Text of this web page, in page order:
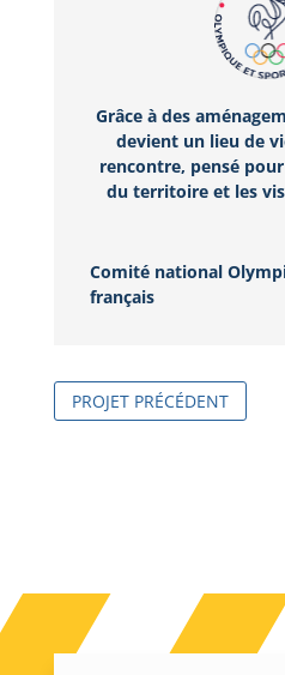
Grâce à des
devient un lieu de
rencontre, pensé
du territoire et les
Comité national
français
PROJET PRÉCÉDENT